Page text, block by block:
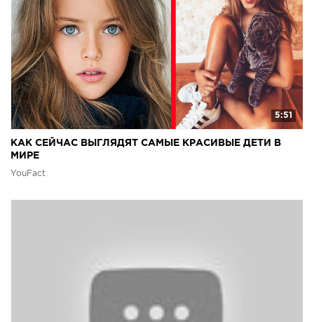
5:51
КАК СЕЙЧАС ВЫГЛЯДЯТ САМЫЕ КРАСИВЫЕ ДЕТИ В
МИРЕ
YouFact